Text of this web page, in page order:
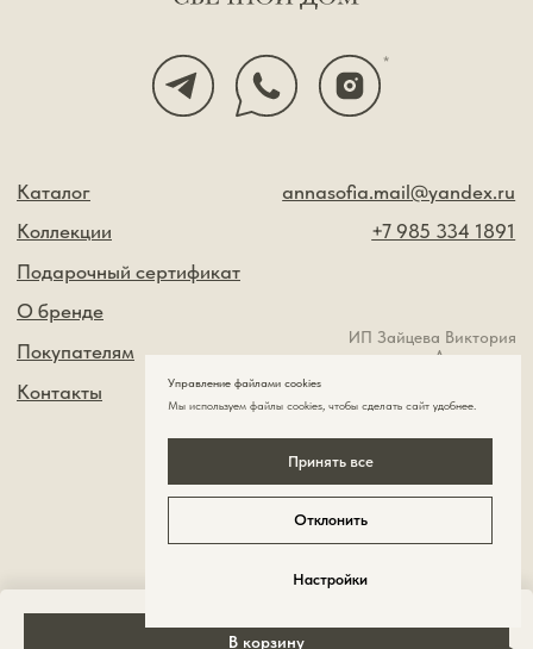
В корзину
Управление файлами cookies
Мы используем файлы cookies , чтобы сделать сайт удобнее.
Принять все
Отклонить
Настройки